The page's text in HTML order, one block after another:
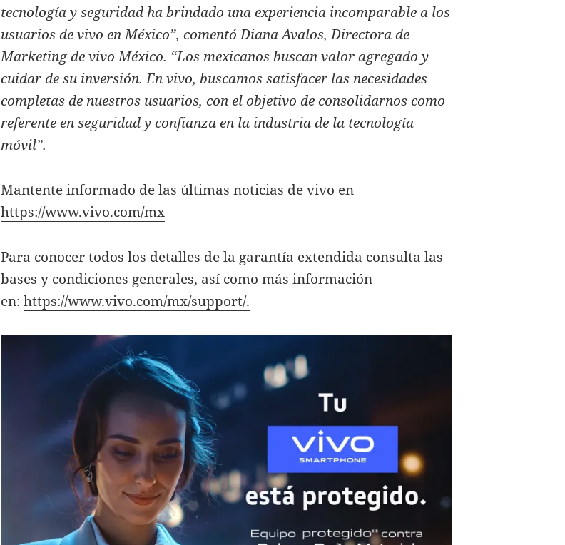
tecnología y seguridad ha brindado una experiencia incomparable a los
usuarios de vivo en México”, comentó Diana Avalos, Directora de
Marketing de vivo México. “Los mexicanos buscan valor agregado y
cuidar de su inversión. En vivo, buscamos satisfacer las necesidades
completas de nuestros usuarios, con el objetivo de consolidarnos como
referente en seguridad y confianza en la industria de la tecnología
móvil”.
Mantente informado de las últimas noticias de vivo en
https://www.vivo.com/mx
Para conocer todos los detalles de la garantía extendida consulta las
bases y condiciones generales, así como más información
en:https://www.vivo.com/mx/support/.